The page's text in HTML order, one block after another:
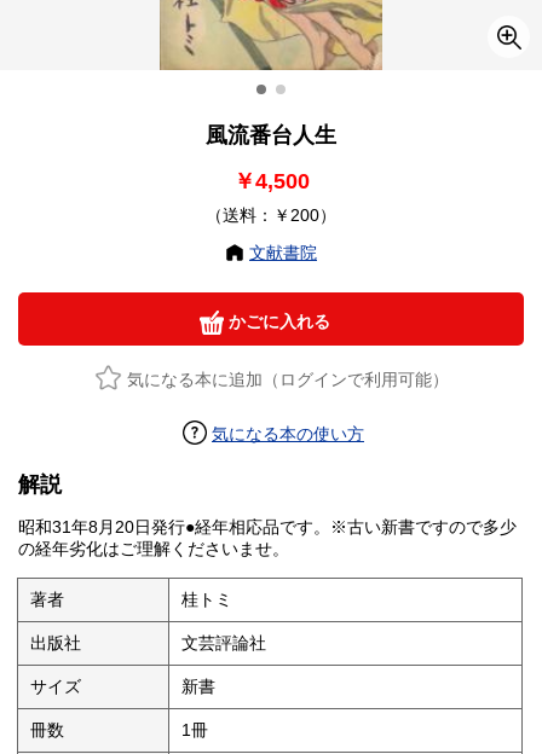
風流番台人生
￥4,500
（送料：￥200）
文献書院
かごに入れる
気になる本に追加（ログインで利用可能）
気になる本の使い方
解説
昭和31年8月20日発行●経年相応品です。※古い新書ですので多少
の経年劣化はご理解くださいませ。
著者 桂トミ
出版社 文芸評論社
サイズ 新書
冊数 1冊